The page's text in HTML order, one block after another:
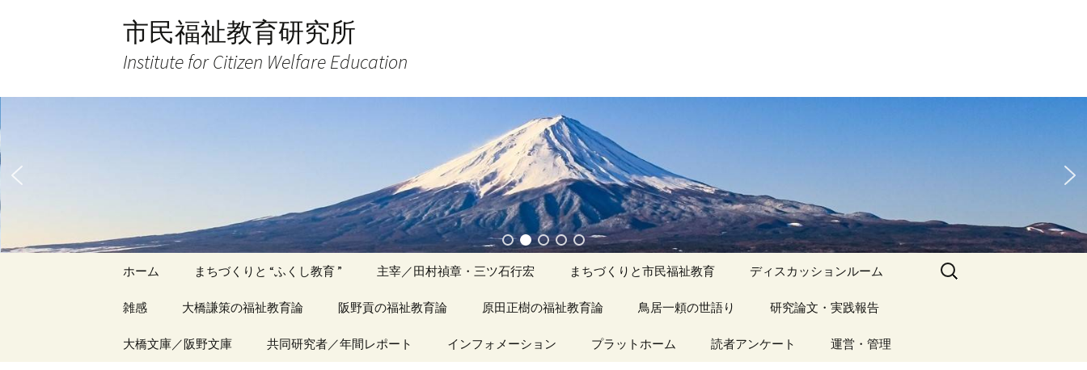
ス
キ
ッ
市民福祉教育研究所
Institute for Citizen Welfare Education
ホーム まちづくりと “ふくし教育 ” 主宰／田村禎章・三ツ石行宏 まちづくりと市民福祉教育
アーカイブ（１）
ディスカッションルーム
アーカイブ（１）
雑感
アーカイブ（１）
大橋謙策の福祉教育論
アーカイブ（１）
阪野貢の福祉教育論
アーカイブ（１）
原田正樹の福祉教育論
アーカイブ（１）
鳥居一頼の世語り
アーカイブ（１）
研究論文・実践報告
アーカイブ（１）
大橋文庫／阪野文庫 共同研究者／年間レポート インフォメーション プラットホーム 読者アンケート 運営・管理
検
索: